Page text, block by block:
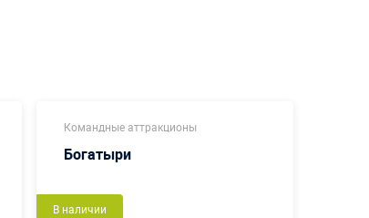
Командные аттракционы
Богатыри
В наличии